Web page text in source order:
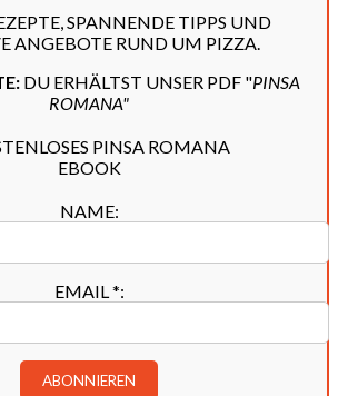
SPANNENDE TIPPS UND
ANGEBOTE RUND UM PIZZA.
DU ERHÄLTST UNSER PDF "PINSA
ROMANA"
NAME:
EMAIL*: